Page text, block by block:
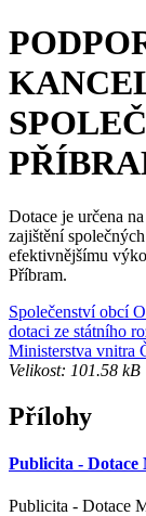
Dotace je určena
zajištění
efektivnějšímu
Příbram.
Společenství obcí
dotaci ze státního
Ministerstva vnitra
Velikost: 101.58 kB
Přílohy
Publicita -
Publicita - Dotace